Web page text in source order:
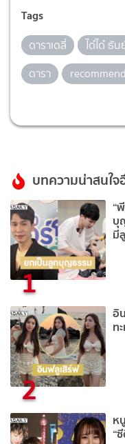
Tags
ดาราเดลี่ ได๋ได๋ ธั
ดารา
บทความน่าสนใจ
1
“
บุ
มี
2
อิ
ท
ห
“